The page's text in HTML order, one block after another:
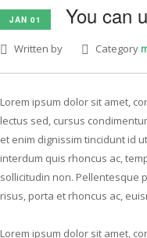
JAN 01 You can
Written by Category
Lorem ipsum dolor sit amet,
lectus sed, cursus
et enim dignissim tincidunt id
interdum quis rhoncus ac,
sollicitudin non. Pellentesque
risus, porta et rhoncus ac,
Lorem ipsum dolor sit amet,